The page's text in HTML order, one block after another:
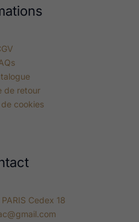
de retour
cookies
Cedex 18